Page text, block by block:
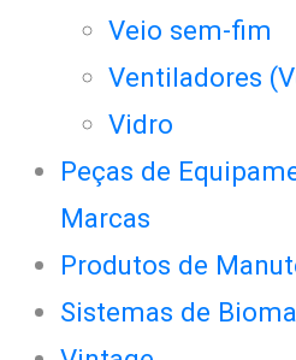
Veio sem-fim
Ventiladores
Vidro
Peças de
Marcas
Produtos de
Sistemas de